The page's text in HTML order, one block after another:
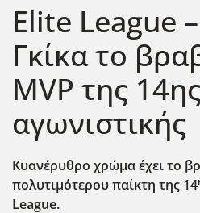
Elite League
Γκίκα το
MVP της 14ης
αγωνιστικής
Κυανέρυθρο χρώμα έχει το
πολυτιμότερου παίκτη της 14
League.